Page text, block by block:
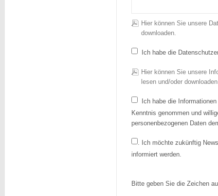
Hier können Sie unsere
downloaden.
Ich habe die
Hier können Sie unsere
lesen und/oder
Ich habe die
Kenntnis genommen und
personenbezogenen Daten
. Ich möchte zukünftig
informiert werden.
Bitte geben Sie die Zeichen